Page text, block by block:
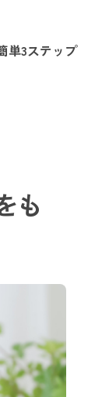
単3ステップ
も